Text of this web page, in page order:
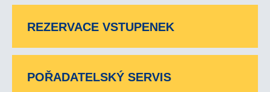
REZERVACE VSTUPENEK
POŘADATELSKÝ SERVIS